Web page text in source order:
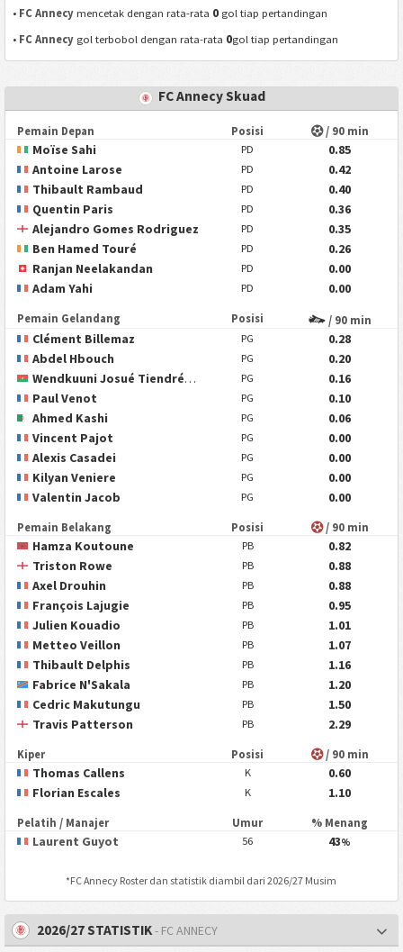
• FC Annecy mencetak dengan rata-rata 0 gol tiap pertandingan
• FC Annecy gol terbobol dengan rata-rata 0gol tiap pertandingan
FC Annecy Skuad
Pemain Depan Posisi / 90 min
Moïse Sahi PD
0.85
Antoine Larose
PD
0.42
Thibault Rambaud
PD
0.40
Quentin Paris
PD
0.36
Alejandro Gomes Rodriguez
PD
0.35
Ben Hamed Touré
PD
0.26
Ranjan Neelakandan
PD
0.00
Adam Yahi
PD 0.00
Pemain Gelandang Posisi / 90 min
Clément Billemaz PG
0.28
Abdel Hbouch
PG
0.20
Wendkuuni Josué Tiendrébéogo
PG
0.16
Paul Venot
PG
0.10
Ahmed Kashi
PG
0.06
Vincent Pajot
PG
0.00
Alexis Casadei
PG
0.00
Kilyan Veniere
PG
0.00
Valentin Jacob
PG 0.00
Pemain Belakang Posisi / 90 min
Hamza Koutoune PB
0.82
Triston Rowe
PB
0.88
Axel Drouhin
PB
0.88
François Lajugie
PB
0.95
Julien Kouadio
PB
1.01
Metteo Veillon
PB
1.07
Thibault Delphis
PB
1.16
Fabrice N'Sakala
PB
1.20
Cedric Makutungu
PB
1.50
Travis Patterson
PB 2.29
Kiper Posisi / 90 min
Thomas Callens K
0.60
Florian Escales
K 1.10
Pelatih / Manajer Umur % Menang
Laurent Guyot 56 43%
*FC Annecy Roster dan statistik diambil dari 2026/27 Musim
2026/27 STATISTIK- FC ANNECY